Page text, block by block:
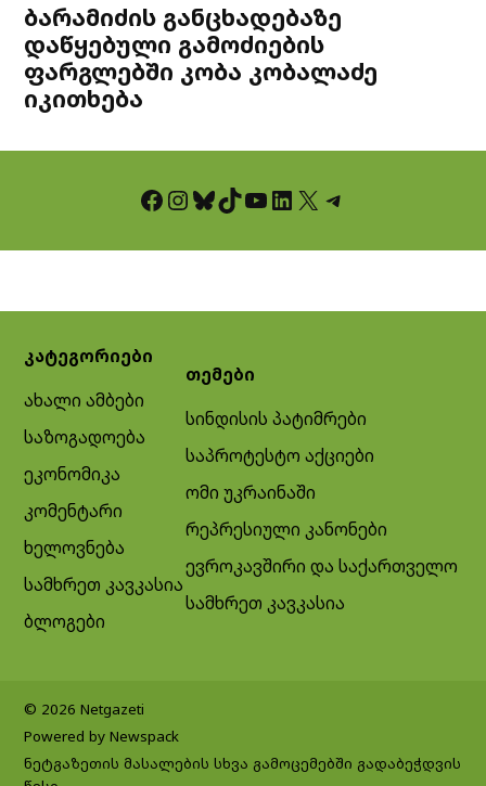
ბარამიძის განცხადებაზე
დაწყებული გამოძიების
ფარგლებში კობა კობალაძე
იკითხება
Facebook InstagramBluesky TikTok YouTube LinkedIn X Telegram
კატეგორიები
ახალი ამბები
საზოგადოება
ეკონომიკა
კომენტარი
ხელოვნება
სამხრეთ კავკასია
ბლოგები
თემები
სინდისის პატიმრები
საპროტესტო აქციები
ომი უკრაინაში
რეპრესიული კანონები
ევროკავშირი და საქართველო
სამხრეთ კავკასია
© 2026 Netgazeti
Powered by Newspack
ნეტგაზეთის მასალების სხვა გამოცემებში გადაბეჭდვის